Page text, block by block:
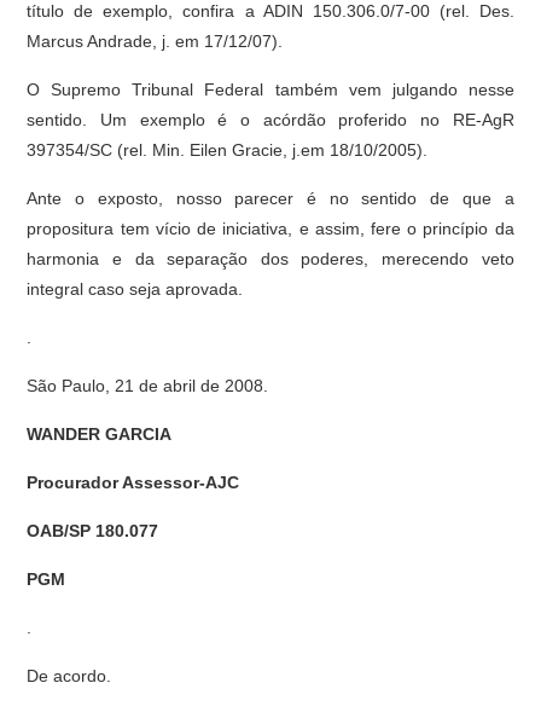
título de exemplo, confira a ADIN 150.306.0/7-00 (rel. Des.
Marcus Andrade, j. em 17/12/07).
O Supremo Tribunal Federal também vem julgando nesse
sentido. Um exemplo é o acórdão proferido no RE-AgR
397354/SC (rel. Min. Eilen Gracie, j.em 18/10/2005).
Ante o exposto, nosso parecer é no sentido de que a
propositura tem vício de iniciativa, e assim, fere o princípio da
harmonia e da separação dos poderes, merecendo veto
integral caso seja aprovada.
São Paulo, 21 de abril de 2008.
WANDER GARCIA
Procurador Assessor-AJC
OAB/SP 180.077
PGM
De acordo.